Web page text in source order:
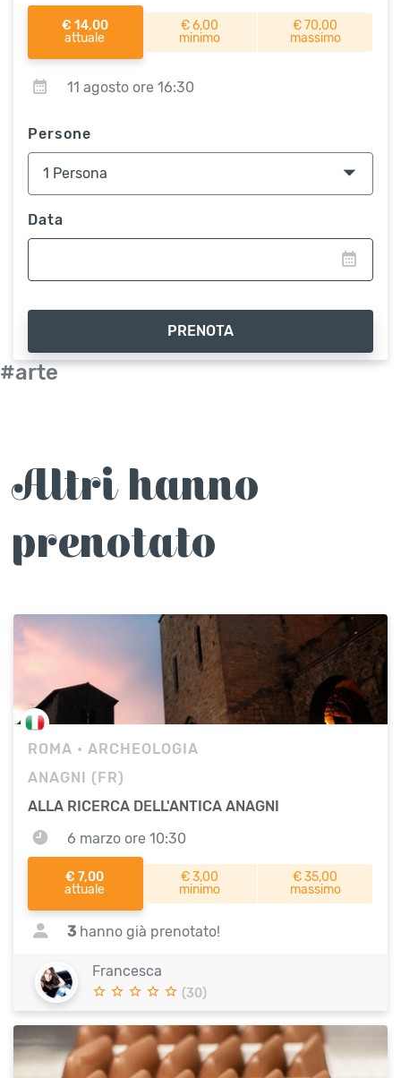
€ 14,00
attuale
€ 6,00
minimo
€ 70,00
massimo
11 agosto ore 16:30
Persone
Data
PRENOTA
#arte
Altri hanno
prenotato
ROMA • ARCHEOLOGIA
ANAGNI (FR)
ALLA RICERCA DELL'ANTICA ANAGNI
6 marzo ore 10:30
€ 7,00
attuale
€ 3,00
minimo
€ 35,00
massimo
3 hanno già prenotato!
Francesca
(30)